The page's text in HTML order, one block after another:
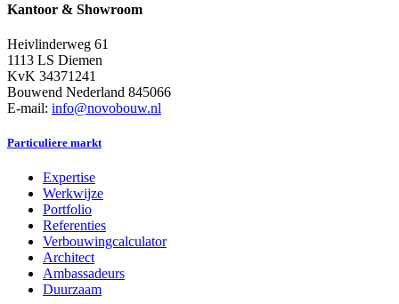
Kantoor & Showroom
Heivlinderweg 61
1113 LS Diemen
KvK 34371241
Bouwend Nederland 845066
E-mail: info@novobouw.nl
Particuliere markt
Expertise
Werkwijze
Portfolio
Referenties
Verbouwingcalculator
Architect
Ambassadeurs
Duurzaam